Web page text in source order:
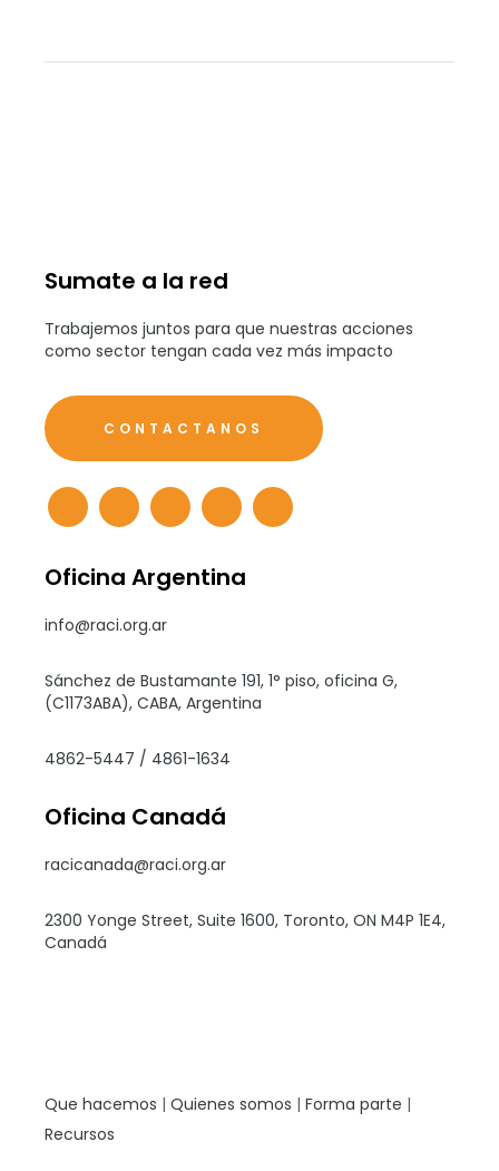
Sumate a la red
Trabajemos juntos para que nuestras acciones
como sector tengan cada vez más impacto
CONTACTANOS
Oficina Argentina
info@raci.org.ar
Sánchez de Bustamante 191, 1° piso, oficina G,
(C1173ABA), CABA, Argentina
4862-5447 / 4861-1634
Oficina Canadá
racicanada@raci.org.ar
2300 Yonge Street, Suite 1600, Toronto, ON M4P 1E4,
Canadá
Que hacemos |Quienes somos |Forma parte |
Recursos